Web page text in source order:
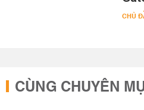
CHỦ
CÙNG CHUYÊN